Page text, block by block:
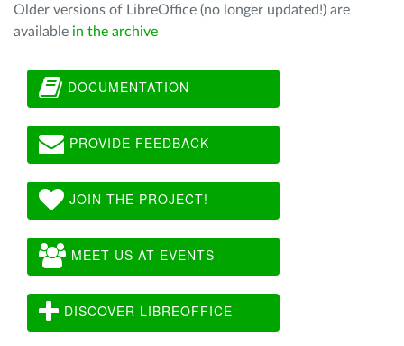
Older versions of LibreOffice (no longer updated!) are
available in the archive
DOCUMENTATION
PROVIDE FEEDBACK
JOIN THE PROJECT!
MEET US AT EVENTS
DISCOVER LIBREOFFICE